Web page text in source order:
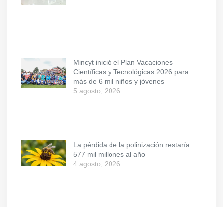
Mincyt inició el Plan Vacaciones
Científicas y Tecnológicas 2026 para
más de 6 mil niños y jóvenes
5 agosto, 2026
La pérdida de la polinización restaría
577 mil millones al año
4 agosto, 2026